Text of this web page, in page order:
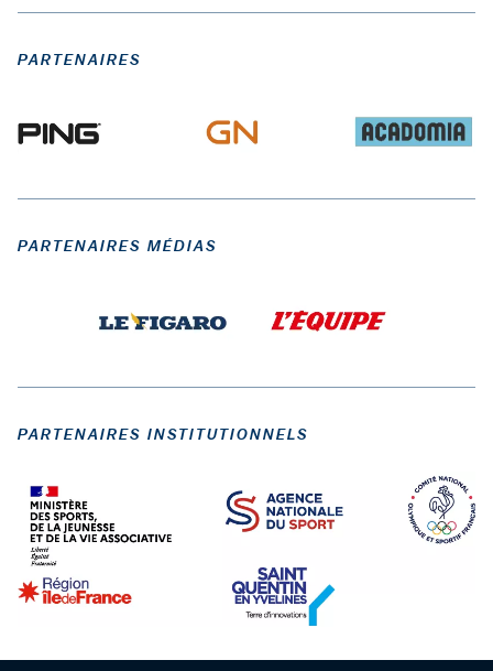
PARTENAIRES
PARTENAIRES MÉDIAS
PARTENAIRES INSTITUTIONNELS